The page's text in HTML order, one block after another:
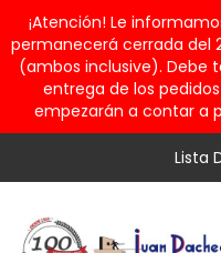
¡Atención! Le
permanecerá cerrada del
(ambos inclusive). Debe
entrega de los
empezarán a contar a
Lista